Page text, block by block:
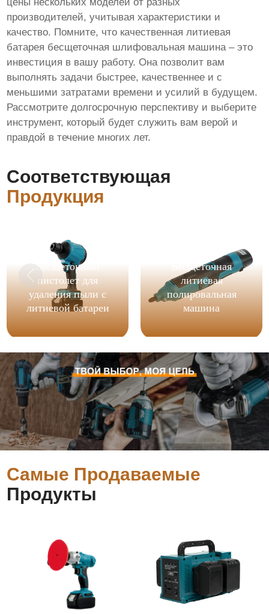
цены нескольких моделей от разных
производителей, учитывая характеристики и
качество. Помните, что качественная литиевая
батарея бесщеточная шлифовальная машина – это
инвестиция в вашу работу. Она позволит вам
выполнять задачи быстрее, качественнее и с
меньшими затратами времени и усилий в будущем.
Рассмотрите долгосрочную перспективу и выберите
инструмент, который будет служить вам верой и
правдой в течение многих лет.
Соответствующая
Продукция
Бесщеточный
пистолет для
удаления пыли с
литиевой батареи
Бесщеточная
литиевая
полировальная
машина
Самые Продаваемые
Продукты